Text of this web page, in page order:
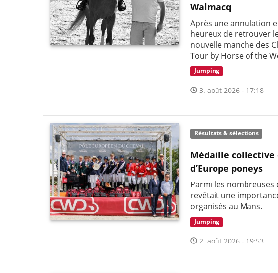
Walmacq
Après une annulation
heureux de retrouver
nouvelle manche des
Tour by Horse of the
Jumping
3. août 2026 - 17:18
Résultats & sélections
Médaille
d’Europe poneys
Parmi les nombreuses
revêtait une
organisés au Mans.
Jumping
2. août 2026 - 19:53